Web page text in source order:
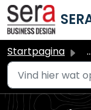
Doorgaan naar
Startpagina ...